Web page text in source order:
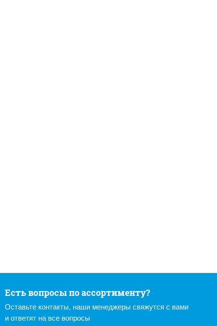
Есть вопросы по ассортименту?
Оставьте контакты, наши менеджеры свяжутся с вами
и ответят на все вопросы